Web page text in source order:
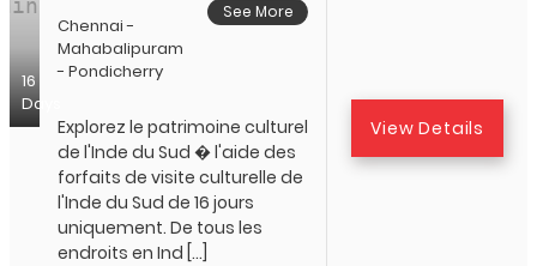
16
Days
Chennai -
Mahabalipuram
- Pondicherry
See More
Explorez le patrimoine culturel
de l'Inde du Sud � l'aide des
forfaits de visite culturelle de
l'Inde du Sud de 16 jours
uniquement. De tous les
endroits en Ind […]
View Details